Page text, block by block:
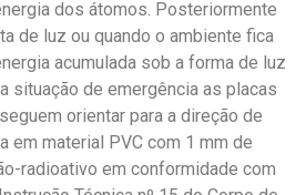
dos átomos. Posteriormente
de luz ou quando o ambiente fica
acumulada sob a forma de luz
situação de emergência as placas
orientar para a direção de
em material PVC com 1 mm de
radioativo em conformidade com